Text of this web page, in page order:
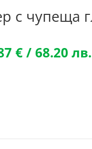
с чупеща
лв..
€/ 68.20 лв.